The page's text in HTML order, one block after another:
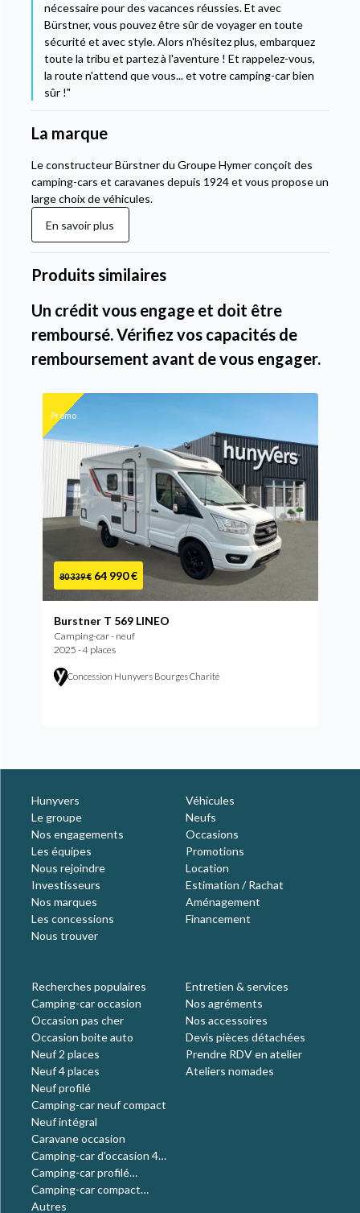
nécessaire pour des vacances réussies. Et avec
Bürstner, vous pouvez être sûr de voyager en toute
sécurité et avec style. Alors n'hésitez plus, embarquez
toute la tribu et partez à l'aventure ! Et rappelez-vous,
la route n'attend que vous... et votre camping-car bien
sûr !"
La marque
Le constructeur Bürstner du Groupe Hymer conçoit des
camping-cars et caravanes depuis 1924 et vous propose un
large choix de véhicules.
En savoir plus
Produits similaires
Un crédit vous engage et doit être
remboursé. Vérifiez vos capacités de
remboursement avant de vous engager.
Promo
80 339 € 64 990 €
Burstner T 569 LINEO
Camping-car - neuf
2025 - 4 places
Concession Hunyvers Bourges Charité
Hunyvers
Le groupe
Nos engagements
Les équipes
Nous rejoindre
Investisseurs
Nos marques
Les concessions
Nous trouver
Véhicules
Neufs
Occasions
Promotions
Location
Estimation / Rachat
Aménagement
Financement
Recherches populaires
Camping-car occasion
Occasion pas cher
Occasion boite auto
Neuf 2 places
Neuf 4 places
Neuf profilé
Camping-car neuf compact
Neuf intégral
Caravane occasion
Camping-car d'occasion 4
places
Camping-car profilé
occasion
Camping-car compact
occasion
Autres
Entretien & services
Nos agréments
Nos accessoires
Devis pièces détachées
Prendre RDV en atelier
Ateliers nomades